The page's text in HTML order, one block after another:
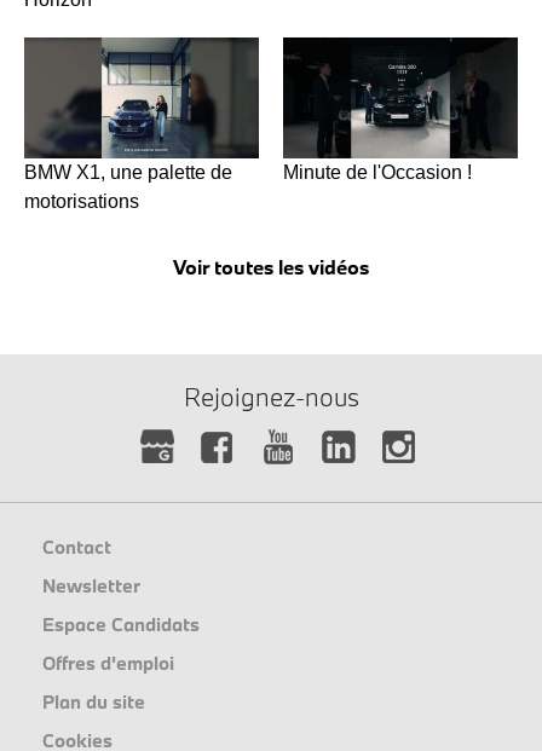
BMW X1, une palette de
motorisations
Minute de l'Occasion !
Voir toutes les vidéos
Rejoignez-nous
Contact
Newsletter
Espace Candidats
Offres d'emploi
Plan du site
Cookies